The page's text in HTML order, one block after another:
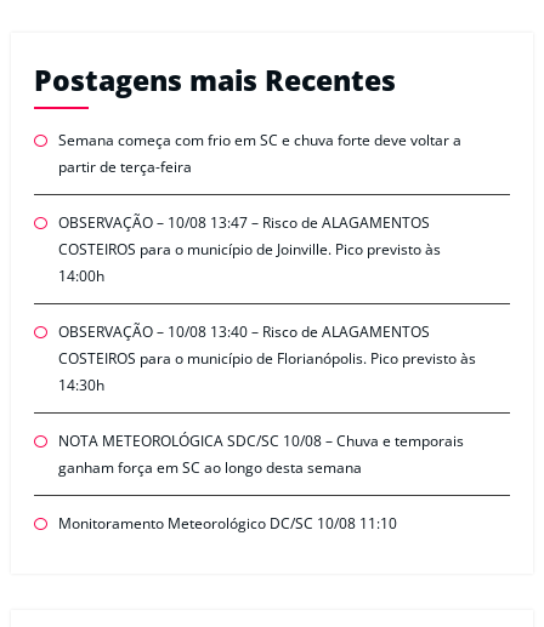
Postagens mais Recentes
Semana começa com frio em SC e chuva forte deve voltar a
partir de terça-feira
OBSERVAÇÃO – 10/08 13:47 – Risco de ALAGAMENTOS
COSTEIROS para o município de Joinville. Pico previsto às
14:00h
OBSERVAÇÃO – 10/08 13:40 – Risco de ALAGAMENTOS
COSTEIROS para o município de Florianópolis. Pico previsto às
14:30h
NOTA METEOROLÓGICA SDC/SC 10/08 – Chuva e temporais
ganham força em SC ao longo desta semana
Monitoramento Meteorológico DC/SC 10/08 11:10